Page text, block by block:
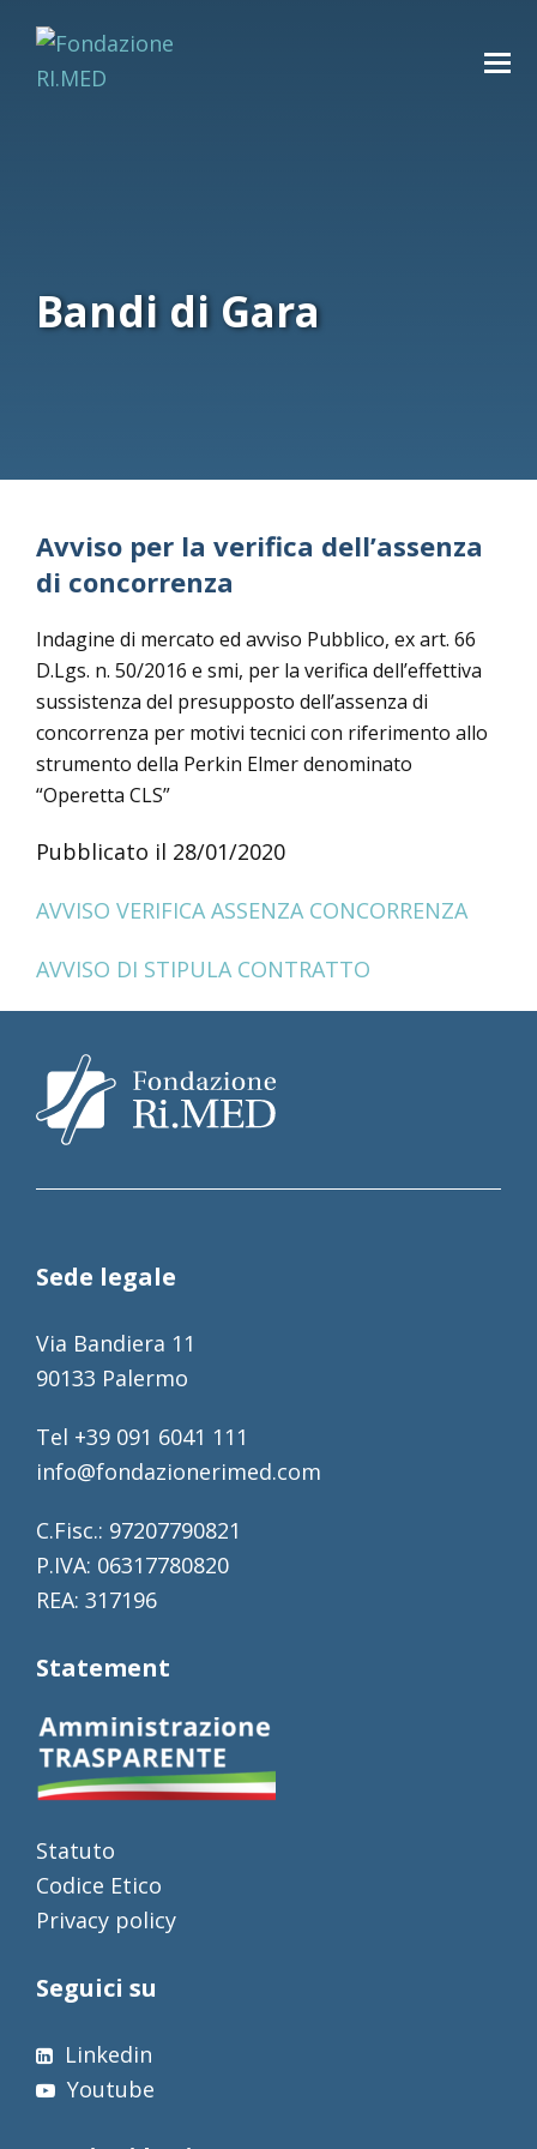
Bandi di Gara
Avviso per la verifica dell’assenza
di concorrenza
Indagine di mercato ed avviso Pubblico, ex art. 66
D.Lgs. n. 50/2016 e smi, per la verifica dell’effettiva
sussistenza del presupposto dell’assenza di
concorrenza per motivi tecnici con riferimento allo
strumento della Perkin Elmer denominato
“Operetta CLS”
Pubblicato il 28/01/2020
AVVISO VERIFICA ASSENZA CONCORRENZA
AVVISO DI STIPULA CONTRATTO
Sede legale
Via Bandiera 11
90133 Palermo
Tel +39 091 6041 111
info@fondazionerimed.com
C.Fisc.: 97207790821
P.IVA: 06317780820
REA: 317196
Statement
Statuto
Codice Etico
Privacy policy
Seguici su
Linkedin
Youtube